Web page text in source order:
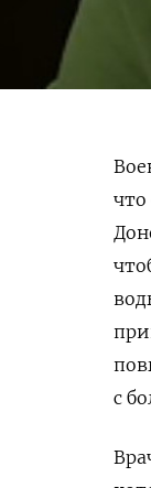
что
с